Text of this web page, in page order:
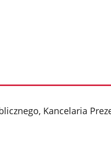
Kancelaria